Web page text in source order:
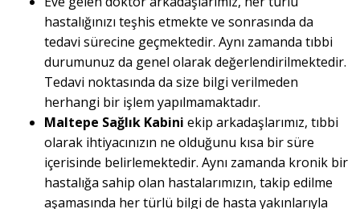
hastalığınızı teşhis etmekte ve sonrasında da
tedavi sürecine geçmektedir. Aynı zamanda tıbbi
durumunuz da genel olarak değerlendirilmektedir.
Tedavi noktasında da size bilgi verilmeden
herhangi bir işlem yapılmamaktadır.
Maltepe Sağlık Kabini ekip arkadaşlarımız, tıbbi
olarak ihtiyacınızın ne olduğunu kısa bir süre
içerisinde belirlemektedir. Aynı zamanda kronik bir
hastalığa sahip olan hastalarımızın, takip edilme
aşamasında her türlü bilgi de hasta yakınlarıyla